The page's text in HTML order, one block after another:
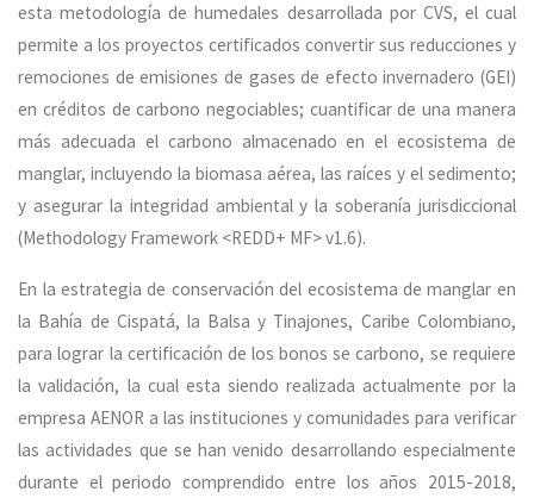
esta metodología de humedales desarrollada por CVS, el cual
permite a los proyectos certificados convertir sus reducciones y
remociones de emisiones de gases de efecto invernadero (GEI)
en créditos de carbono negociables; cuantificar de una manera
más adecuada el carbono almacenado en el ecosistema de
manglar, incluyendo la biomasa aérea, las raíces y el sedimento;
y asegurar la integridad ambiental y la soberanía jurisdiccional
(Methodology Framework <REDD+ MF> v1.6).
En la estrategia de conservación del ecosistema de manglar en
la Bahía de Cispatá, la Balsa y Tinajones, Caribe Colombiano,
para lograr la certificación de los bonos se carbono, se requiere
la validación, la cual esta siendo realizada actualmente por la
empresa AENOR a las instituciones y comunidades para verificar
las actividades que se han venido desarrollando especialmente
durante el periodo comprendido entre los años 2015-2018,